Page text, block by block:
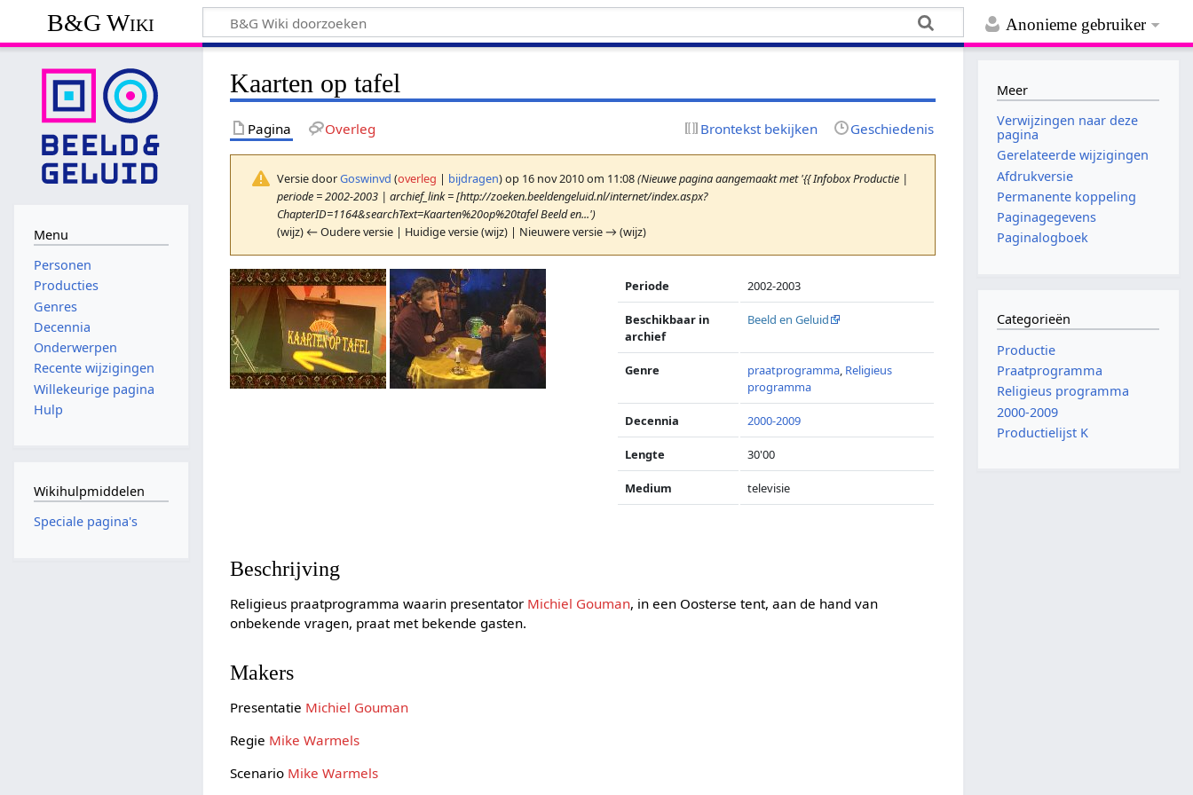
Anonieme gebruiker
B&G Wiki
Kaarten op tafel
Pagina Overleg Brontekst bekijken Geschiedenis
Versie doorGoswinvd (overleg | bijdragen)op 16 nov 2010 om 11:08(Nieuwe pagina aangemaakt met '{{ Infobox Productie |
periode = 2002-2003 | archief_link = [http://zoeken.beeldengeluid.nl/internet/index.aspx?
ChapterID=1164&searchText=Kaarten%20op%20tafel Beeld en...')
(wijz) ← Oudere versie | Huidige versie (wijz) | Nieuwere versie → (wijz)
Periode 2002-2003
Beschikbaar in
archief
Beeld en Geluid
Genre praatprogramma, Religieus
programma
Decennia 2000-2009
Lengte 30'00
Medium televisie
Beschrijving
Religieus praatprogramma waarin presentator Michiel Gouman, in een Oosterse tent, aan de hand van
onbekende vragen, praat met bekende gasten.
Makers
Presentatie Michiel Gouman
Regie Mike Warmels
Scenario Mike Warmels
Menu
Personen
Producties
Genres
Decennia
Onderwerpen
Recente wijzigingen
Willekeurige pagina
Hulp
Wikihulpmiddelen
Speciale pagina's
Meer
Verwijzingen naar deze
pagina
Gerelateerde wijzigingen
Afdrukversie
Permanente koppeling
Paginagegevens
Paginalogboek
Categorieën
Productie
Praatprogramma
Religieus programma
2000-2009
Productielijst K